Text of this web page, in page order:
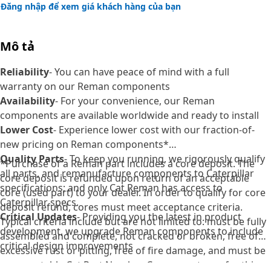
Đăng nhập để xem giá khách hàng của bạn
Mô tả
Reliability- You can have peace of mind with a full
warranty on our Reman components
Availability- For your convenience, our Reman
components are available worldwide and ready to install
Lower Cost- Experience lower cost with our fraction-of-
new pricing on Reman components*
Quality Parts- To keep you running, we rigorously qualify
all parts, and remanufacture components to Caterpillar
specifications; and only Cat Reman has access to
Caterpillar specs.
Critical Updates- Providing you the latest in product
development, we upgrade Reman components to include
critical design improvements
*Purchase of a Reman part includes a core deposit. The
core deposit is refunded upon return of an acceptable
core (used part) to your dealer. In order to qualify for core
deposit refund, cores must meet acceptance criteria.
Typical criteria include but are not limited to: must be fully
assembled and complete, not cracked or broken, free of
excessive rust or pitting, free of fire damage, and must be
an acceptable Cat Part Number. Core acceptance for this